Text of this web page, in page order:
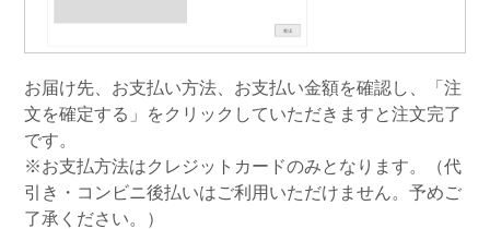
お届け先、お支払い方法、お支払い金額を確認し、「注
文を確定する」をクリックしていただきますと注文完了
です。
※お支払方法はクレジットカードのみとなります。（代
引き・コンビニ後払いはご利用いただけません。予めご
了承ください。）